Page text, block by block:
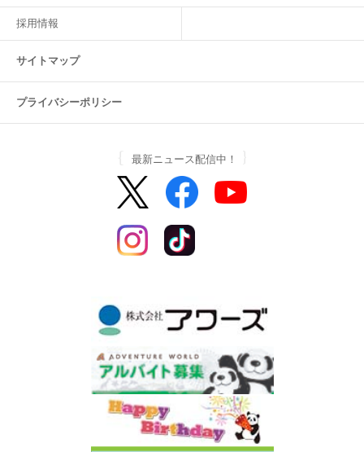
採用情報
サイトマップ
プライバシーポリシー
最新ニュース配信中！